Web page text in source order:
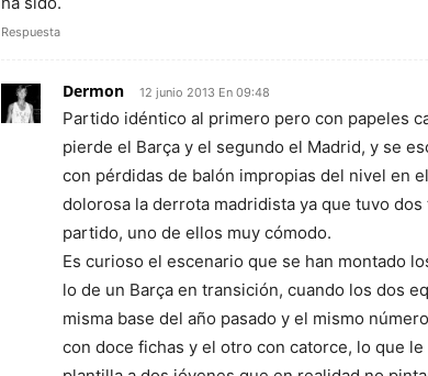
Respuesta
Dermon 12 junio 2013 En 09:48
Partido idéntico al primero pero con papeles
pierde el Barça y el segundo el Madrid, y se
con pérdidas de balón impropias del nivel en
dolorosa la derrota madridista ya que tuvo dos
partido, uno de ellos muy cómodo.
Es curioso el escenario que se han montado
lo de un Barça en transición, cuando los dos
misma base del año pasado y el mismo
con doce fichas y el otro con catorce, lo que